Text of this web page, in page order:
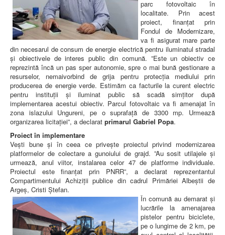
parc fotovoltaic în
localitate. Prin acest
proiect, finanțat prin
Fondul de Modernizare,
va fi asigurat mare parte
din necesarul de consum de energie electrică pentru iluminatul stradal
și obiectivele de interes public din comună. ”Este un obiectiv ce
reprezintă încă un pas sper autonomie, spre o mai bună gestionare a
resurselor, nemaivorbind de grija pentru protecția mediului prin
producerea de energie verde. Estimăm ca facturile la curent electric
pentru instituții și iluminat public să scadă simțitor după
implementarea acestui obiectiv. Parcul fotovoltaic va fi amenajat în
zona islazului Ungureni, pe o suprafață de 3300 mp. Urmează
organizarea licitației”, a declarat primarul Gabriel Popa.
Proiect în implementare
Vești bune și în ceea ce privește proiectul privind modernizarea
platformelor de colectare a gunoiului de grajd. ”Au sosit utilajele și
urmează, anul viitor, instalarea celor 47 de platforme individuale.
Proiectul este finanțat prin PNRR”, a declarat reprezentantul
Compartimentului Achiziții publice din cadrul Primăriei Albeștii de
Argeș, Cristi Ștefan.
În comună au demarat și
lucrările la amenajarea
pistelor pentru biciclete,
pe o lungime de 2 km, pe